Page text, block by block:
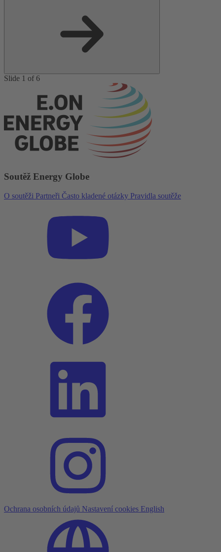
Slide 1 of 6
Soutěž Energy Globe
O soutěži Partneři Často kladené otázky Pravidla soutěže
Ochrana osobních údajů Nastavení cookies English